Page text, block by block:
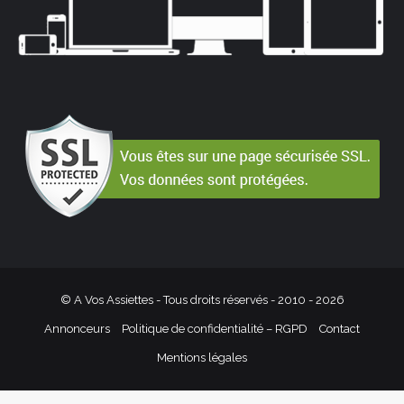
© A Vos Assiettes - Tous droits réservés - 2010 - 2026
Annonceurs Politique de confidentialité – RGPD Contact
Mentions légales